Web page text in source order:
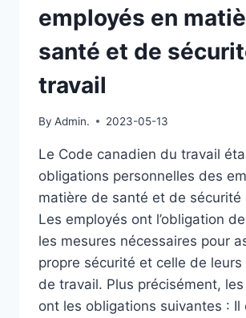
employés en
santé et de
travail
By Admin. 2023-05-13
Le Code canadien du travail
obligations personnelles des
matière de santé et de sécurité
Les employés ont l’obligation
les mesures nécessaires pour
propre sécurité et celle de leurs
de travail. Plus précisément,
ont les obligations suivantes : Il